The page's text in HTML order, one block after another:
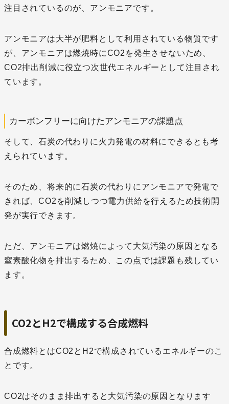
注目されているのが、アンモニアです。
アンモニアは大半が肥料として利用されている物質です
が、アンモニアは燃焼時にCO2を発生させないため、
CO2排出削減に役立つ次世代エネルギーとして注目され
ています。
カーボンフリーに向けたアンモニアの課題点
そして、石炭の代わりに火力発電の材料にできるとも考
えられています。
そのため、将来的に石炭の代わりにアンモニアで発電で
きれば、CO2を削減しつつ電力供給を行えるため技術開
発が実行できます。
ただ、アンモニアは燃焼によって大気汚染の原因となる
窒素酸化物を排出するため、この点では課題も残してい
ます。
CO2とH2で構成する合成燃料
合成燃料とはCO2とH2で構成されているエネルギーのこ
とです。
CO2はそのまま排出すると大気汚染の原因となります